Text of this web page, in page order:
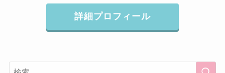
詳細プロフィール